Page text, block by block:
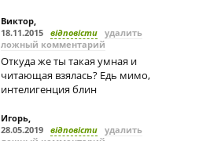
Виктор,
18.11.2015 відповісти удалить
ложный комментарий
Откуда же ты такая умная и
читающая взялась? Едь мимо,
интелигенция блин
Игорь,
28.05.2019 відповісти удалить